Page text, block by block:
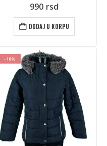
990 rsd
DODAJ U KORPU
-10%